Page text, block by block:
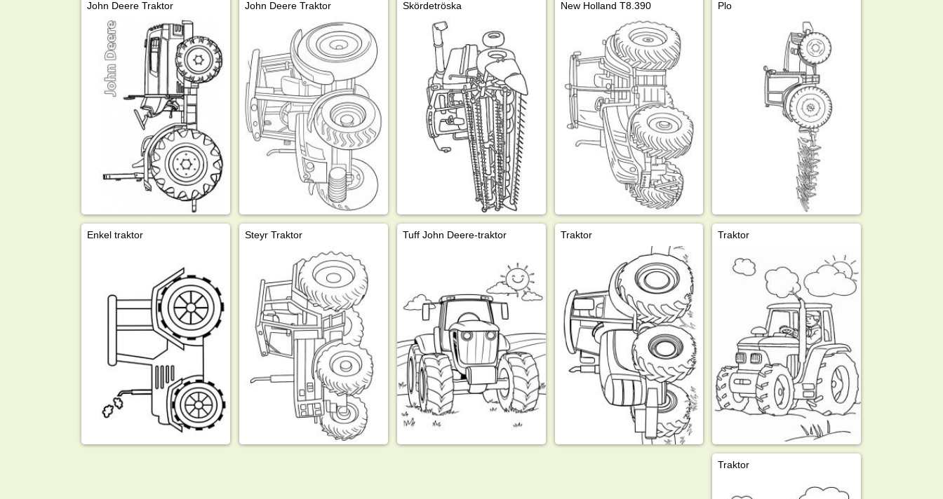
John Deere Traktor John Deere Traktor Skördetröska New Holland T8.390 Plo
Enkel traktor Steyr Traktor Tuff John Deere-traktor Traktor Traktor
Traktor